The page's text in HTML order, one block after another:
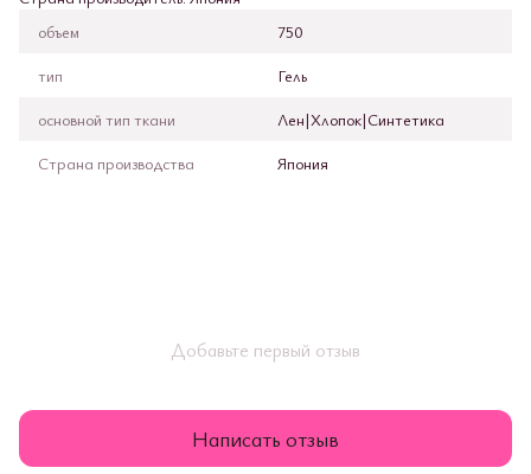
объем
750
тип
Гель
основной тип ткани
Лен|Хлопок|Синтетика
Страна производства
Япония
Добавьте первый отзыв
Написать отзыв